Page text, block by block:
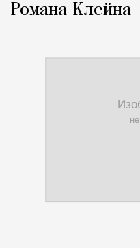
Романа Клейна